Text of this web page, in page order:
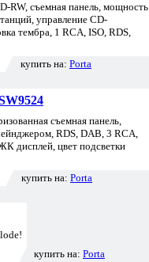
RW, съемная панель, мощность
управление CD-
тембра, 1 RCA, ISO, RDS,
купить на: Porta
съемная панель,
RDS, DAB, 3 RCA,
дисплей, цвет подсветки
купить на: Porta
купить на: Porta